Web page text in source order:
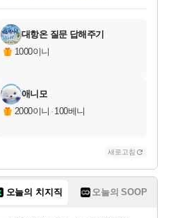
교환.
당첨되셨습니다.
당첨되셨습니다.
당첨되셨습니다.
당첨되셨습니다.
당첨되셨습니다.
당첨되셨습니다.
에디션 (스팀코드)를 교환.
당첨되셨습니다.
대항온 질문 답해주기
1000이니
애니모
2000이니 · 100베니
새로고침
오늘의 치지직 오늘의 SOOP